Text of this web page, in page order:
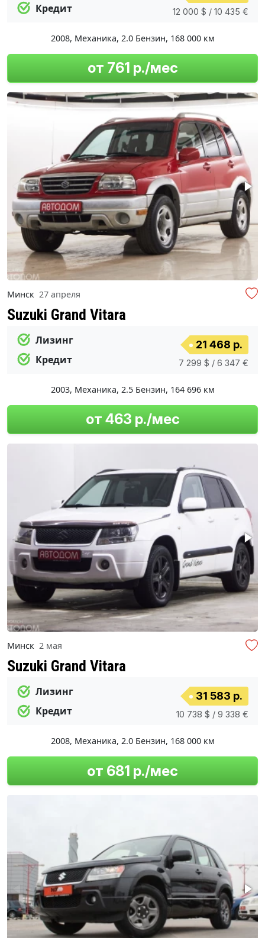
Кредит
12 000 $ / 10 435 €
2008, Механика, 2.0 Бензин, 168 000 км
от 761 р./мес
Минск 27 апреля
Suzuki Grand Vitara
Лизинг
Кредит
21 468 р.
7 299 $ / 6 347 €
2003, Механика, 2.5 Бензин, 164 696 км
от 463 р./мес
Минск 2 мая
Suzuki Grand Vitara
Лизинг
Кредит
31 583 р.
10 738 $ / 9 338 €
2008, Механика, 2.0 Бензин, 168 000 км
от 681 р./мес